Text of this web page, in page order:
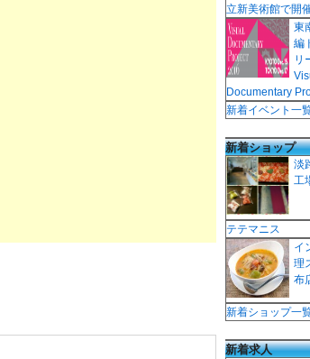
立新美術館で開
東
編
リ
Documentary
新着イベント一
新着ショップ
淡
工
テテマニス
イ
理
布
新着ショップ一
新着求人